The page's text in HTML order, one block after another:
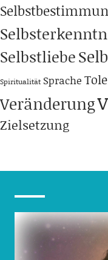
Selbstliebe
Spiritualität Sprache
Veränderung
Zielsetzung